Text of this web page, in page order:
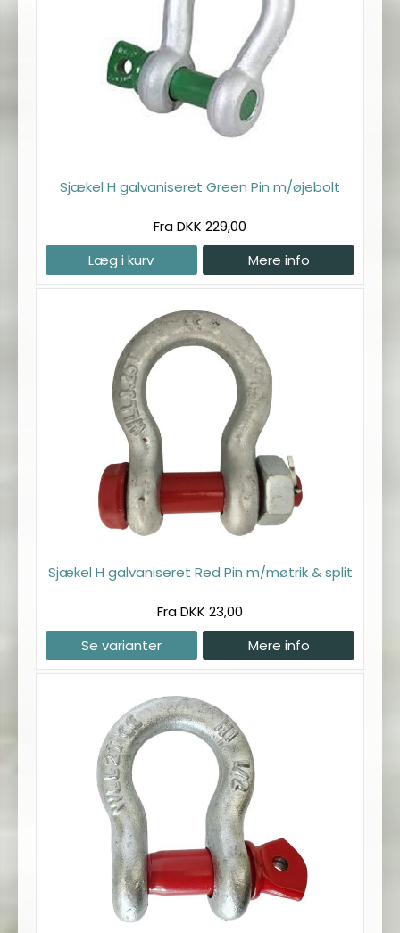
Sjækel H galvaniseret Green Pin m/øjebolt
Fra DKK 229,00
Læg i kurv
Mere info
Sjækel H galvaniseret Red Pin m/møtrik & split
Fra DKK 23,00
Se varianter
Mere info